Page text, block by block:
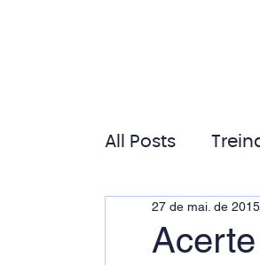
All Posts
Gestão de
27 de mai. de 2015